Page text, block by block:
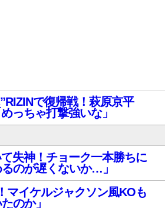
で復帰戦！萩原京平
っちゃ打撃強いな」
て失神！チョーク一本勝ちに
るのが遅くないか…」
マイケルジャクソン風KOも
のか」